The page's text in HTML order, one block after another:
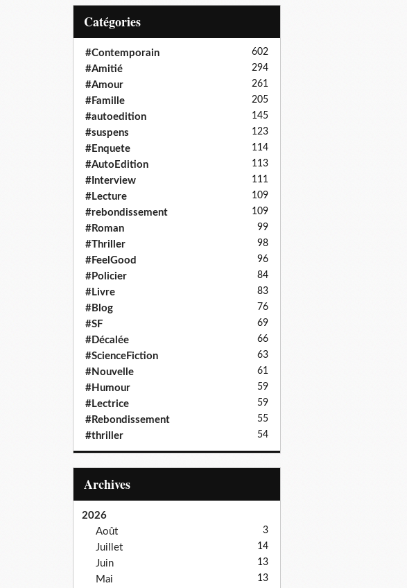
Catégories
#Contemporain 602
#Amitié 294
#Amour 261
#Famille 205
#autoedition 145
#suspens 123
#Enquete 114
#AutoEdition 113
#Interview 111
#Lecture 109
#rebondissement 109
#Roman 99
#Thriller 98
#FeelGood 96
#Policier 84
#Livre 83
#Blog 76
#SF 69
#Décalée 66
#ScienceFiction 63
#Nouvelle 61
#Humour 59
#Lectrice 59
#Rebondissement 55
#thriller 54
Archives
2026
Août
3
Juillet 14
Juin 13
Mai 13